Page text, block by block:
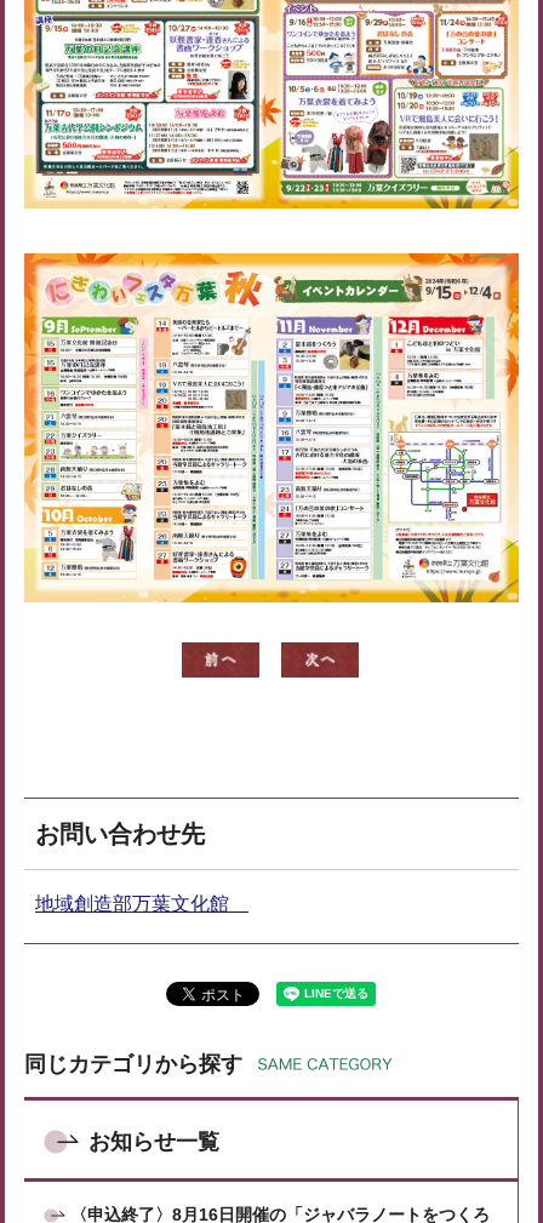
お問い合わせ先
地域創造部万葉文化館
同じカテゴリから探す
お知らせ一覧
〈申込終了〉8月16日開催の「ジャバラノートをつくろ